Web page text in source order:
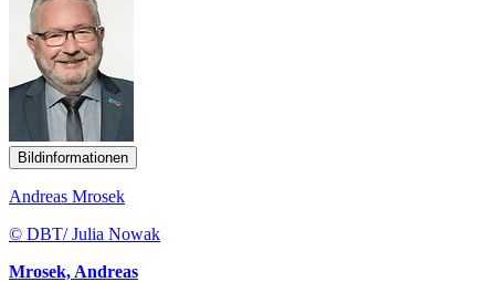
Bildinformationen
Andreas Mrosek
© DBT/ Julia Nowak
Mrosek, Andreas